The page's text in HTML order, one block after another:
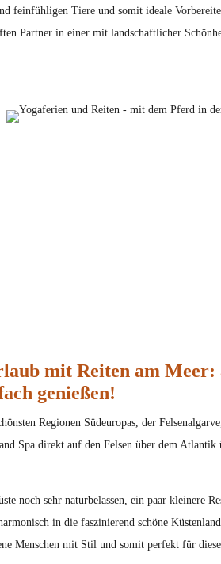
feinfühligen Tiere und somit ideale
Partner in einer mit landschaftlicher
mit Reiten am Meer:
genießen!
Regionen Südeuropas, der
Spa direkt auf den Felsen über dem Atlantik
noch sehr naturbelassen, ein paar kleinere
in die faszinierend schöne
Menschen mit Stil und somit perfekt für diese